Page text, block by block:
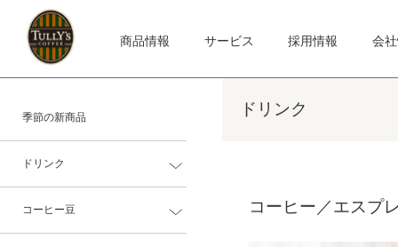
商品情報 サービス 採用情報 会
季節の新商品
ドリンク
コーヒー豆
ドリンク
コーヒー／エスプ